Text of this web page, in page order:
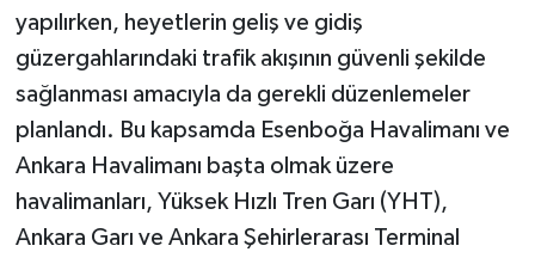
yapılırken, heyetlerin geliş ve gidiş
güzergahlarındaki trafik akışının güvenli şekilde
sağlanması amacıyla da gerekli düzenlemeler
planlandı. Bu kapsamda Esenboğa Havalimanı ve
Ankara Havalimanı başta olmak üzere
havalimanları, Yüksek Hızlı Tren Garı (YHT),
Ankara Garı ve Ankara Şehirlerarası Terminal